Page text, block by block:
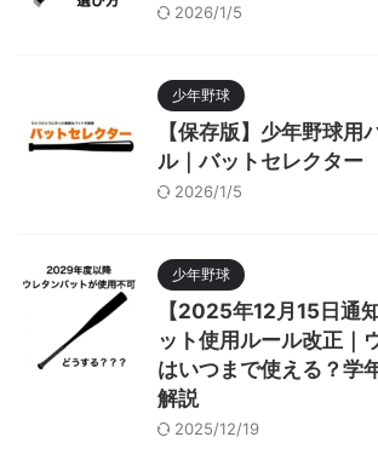
2026/1/5
少年野球
【保存版】少年野球用
ル｜バットセレクター
2026/1/5
少年野球
【2025年12月15日通
ット使用ルール改正｜
はいつまで使える？学
解説
2025/12/19